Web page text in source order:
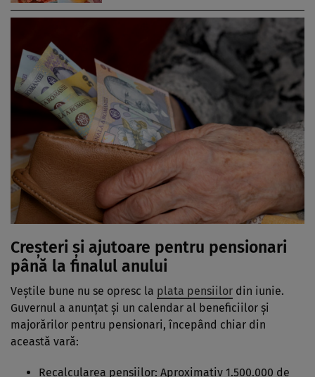
Creșteri și ajutoare pentru pensionari
până la finalul anului
Veștile bune nu se opresc la plata pensiilor din iunie.
Guvernul a anunțat și un calendar al beneficiilor și
majorărilor pentru pensionari, începând chiar din
această vară:
Recalcularea pensiilor: Aproximativ 1.500.000 de